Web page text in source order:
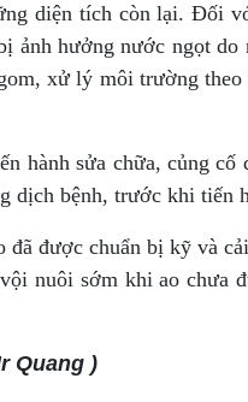
diện tích còn lại. Đối
ảnh hưởng nước ngọt
xử lý môi trường
hành sửa chữa, củng
dịch bệnh, trước khi tiến
được chuẩn bị kỹ và
nuôi sớm khi ao chưa
Quang )